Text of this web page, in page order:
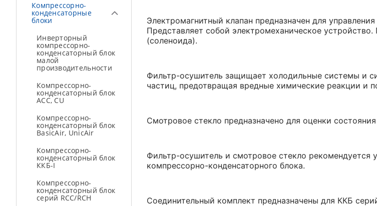
Компрессорно-
конденсаторные
блоки
Инверторный
компрессорно-
конденсаторный блок
малой
производительности
Компрессорно-
конденсаторный блок
ACC, CU
Компрессорно-
конденсаторный блок
BasicAir, UnicAir
Компрессорно-
конденсаторный блок
ККБ-I
Компрессорно-
конденсаторный блок
серий RCC/RCH
Электромагнитный клапан предназначен для
Представляет собой электромеханическое
(соленоида).
Фильтр-осушитель защищает холодильные системы и
частиц, предотвращая вредные химические реакции и
Смотровое стекло предназначено для оценки
Фильтр-осушитель и смотровое стекло рекомендуется
компрессорно-конденсаторного блока.
Соединительный комплект предназначены для ККБ